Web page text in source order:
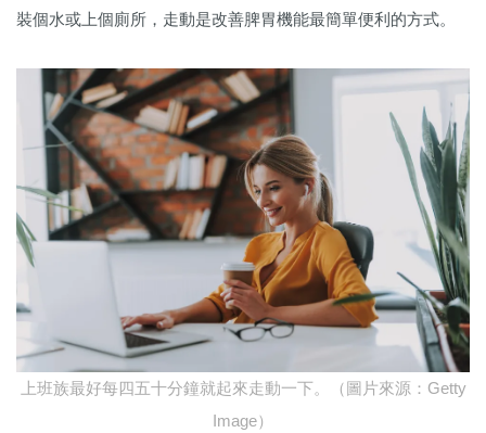
裝個水或上個廁所，走動是改善脾胃機能最簡單便利的方式。
上班族最好每四五十分鐘就起來走動一下。（圖片來源：Getty
Image）